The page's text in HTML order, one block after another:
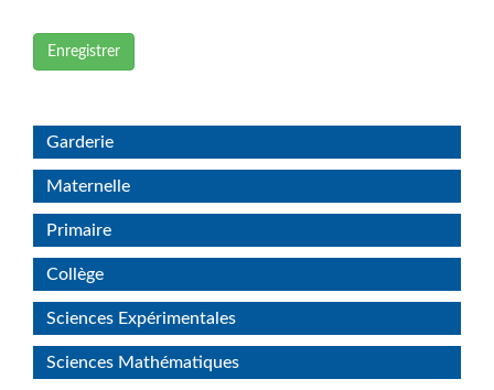
Enregistrer
Garderie
Maternelle
Primaire
Collège
Sciences Expérimentales
Sciences Mathématiques